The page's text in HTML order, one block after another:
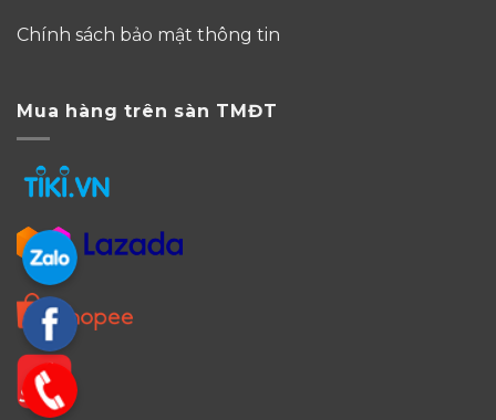
Chính sách bảo mật thông tin
Mua hàng trên sàn TMĐT